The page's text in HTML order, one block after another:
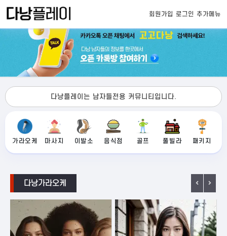
회원가입 로그인 추가메뉴
다낭플레이는 남자들전용 커뮤니티입니다.
가라오케 마사지 이발소 음식점 골프 풀빌라 패키지
다낭가라오케